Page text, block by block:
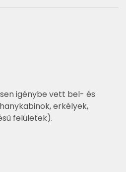
igénybe vett bel- és
erkélyek,
felületek).